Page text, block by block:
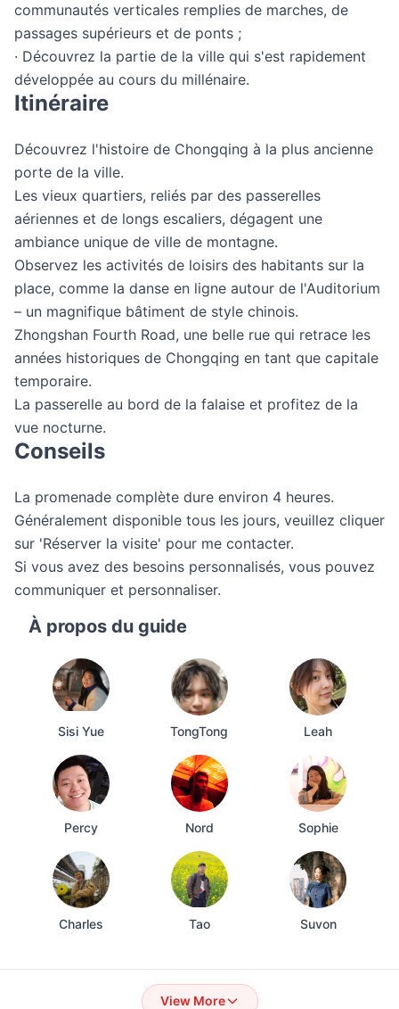
communautés verticales remplies de marches, de
passages supérieurs et de ponts ;
· Découvrez la partie de la ville qui s'est rapidement
développée au cours du millénaire.
Itinéraire
Découvrez l'histoire de Chongqing à la plus ancienne
porte de la ville.
Les vieux quartiers, reliés par des passerelles
aériennes et de longs escaliers, dégagent une
ambiance unique de ville de montagne.
Observez les activités de loisirs des habitants sur la
place, comme la danse en ligne autour de l'Auditorium
– un magnifique bâtiment de style chinois.
Zhongshan Fourth Road, une belle rue qui retrace les
années historiques de Chongqing en tant que capitale
temporaire.
La passerelle au bord de la falaise et profitez de la
vue nocturne.
Conseils
La promenade complète dure environ 4 heures.
Généralement disponible tous les jours, veuillez cliquer
sur 'Réserver la visite' pour me contacter.
Si vous avez des besoins personnalisés, vous pouvez
communiquer et personnaliser.
À propos du guide
Sisi Yue TongTong Leah
Percy Nord Sophie
Charles Tao Suvon
View More